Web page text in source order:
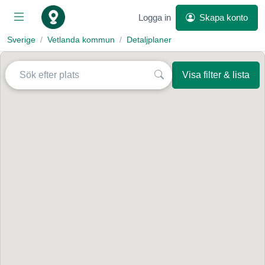
Logga in Skapa konto
Sverige Vetlanda kommun Detaljplaner
Visa filter & lista